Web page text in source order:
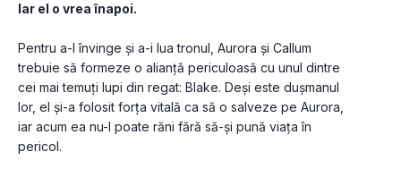
Iar el o vrea înapoi.
Pentru a-l învinge și a-i lua tronul, Aurora și Callum
trebuie să formeze o alianță periculoasă cu unul dintre
cei mai temuți lupi din regat: Blake. Deși este dușmanul
lor, el și-a folosit forța vitală ca să o salveze pe Aurora,
iar acum ea nu-l poate răni fără să-și pună viața în
pericol.